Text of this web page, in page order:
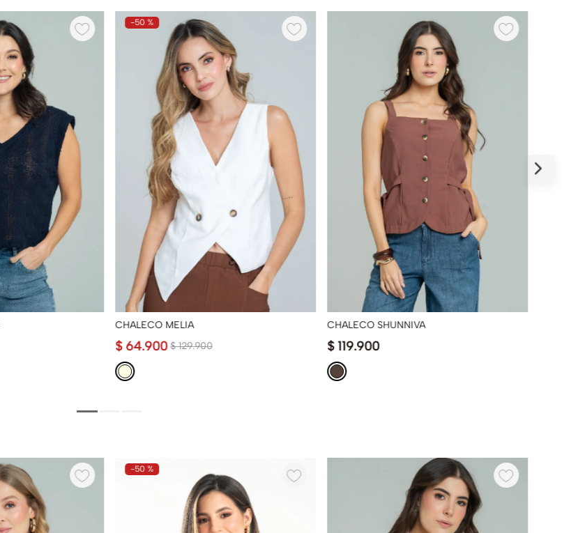
-50 %
CHALECO MELIA
$ 129.900
$ 64.900
CHALECO SHUNNIVA
$ 119.900
-50 %